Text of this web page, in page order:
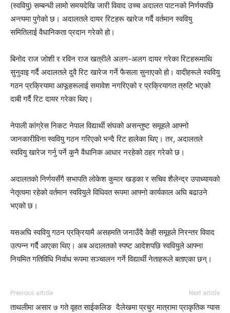
(स्ववियु) सम्बन्धी लामो समयदेखि जारी विवाद उच्च अदालत पाटनको निर्णयपछि
अन्त्यमा पुगेको छ। अदालतले दायर रिटहरू खारेज गर्दै वर्तमान स्ववियु
समितिलाई वैधानिकता प्रदान गरेको हो।
बिनोद राज जोशी र रविन राज खत्रीले अलग-अलग दायर गरेका रिटहरूमाथि
सुनुवाइ गर्दै अदालतले दुवै रिट खारेज गर्ने फैसला सुनाएको हो। वादीहरूले स्ववियु
गठन प्रक्रियामा आफूहरूलाई समावेश नगरिएको र प्रक्रियागत त्रुटि भएको
दाबी गर्दै रिट दायर गरेका थिए।
नेपाली कांग्रेस निकट नेपाल विद्यार्थी संघको असन्तुष्ट समूहले आफ्नो
जानकारीविना स्ववियु गठन गरिएको भन्दै रिट हालेका थिए। तर, अदालतले
स्ववियु खारेज गर्नु पर्ने कुनै वैधानिक आधार नरहेको ठहर गरेको छ।
अदालतको निर्णयसँगै सभापति लोकेश कुमार खड्का र सचिव शैलेन्द्र उपाध्यायको
नेतृत्वमा रहेको वर्तमान स्ववियुले विधिवत रूपमा आफ्नो कार्यकाल अघि बढाउने
भएको छ।
यसअघि स्ववियु गठन प्रक्रियामै असहमति जनाउँदै केही समूहले निरन्तर विवाद
उत्पन्न गर्दै आएका थिए। अब अदालतको स्पष्ट आदेशपछि स्ववियुले आफ्ना
नियमित गतिविधि निर्वाध रूपमा सञ्चालन गर्ने विद्यार्थी नेताहरूले बताएका छन्।
Previous article
ताथलीमा असार ७ गते वृहत साईकलिङ
Next article
दैलेखमा प्रचुर मात्रामा प्राकृतिक ग्यास